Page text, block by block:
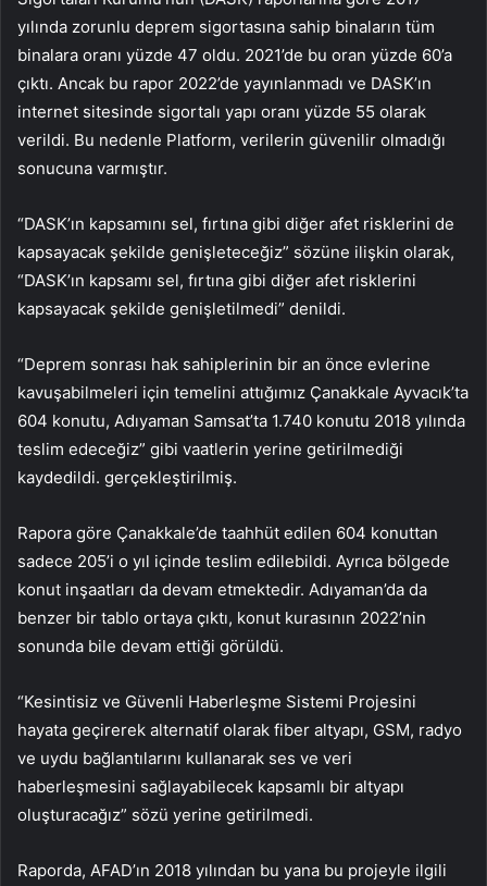
yılında zorunlu deprem sigortasına sahip binaların tüm
binalara oranı yüzde 47 oldu. 2021’de bu oran yüzde 60’a
çıktı. Ancak bu rapor 2022’de yayınlanmadı ve DASK’ın
internet sitesinde sigortalı yapı oranı yüzde 55 olarak
verildi. Bu nedenle Platform, verilerin güvenilir olmadığı
sonucuna varmıştır.
“DASK’ın kapsamını sel, fırtına gibi diğer afet risklerini de
kapsayacak şekilde genişleteceğiz” sözüne ilişkin olarak,
“DASK’ın kapsamı sel, fırtına gibi diğer afet risklerini
kapsayacak şekilde genişletilmedi” denildi.
“Deprem sonrası hak sahiplerinin bir an önce evlerine
kavuşabilmeleri için temelini attığımız Çanakkale Ayvacık’ta
604 konutu, Adıyaman Samsat’ta 1.740 konutu 2018 yılında
teslim edeceğiz” gibi vaatlerin yerine getirilmediği
kaydedildi. gerçekleştirilmiş.
Rapora göre Çanakkale’de taahhüt edilen 604 konuttan
sadece 205’i o yıl içinde teslim edilebildi. Ayrıca bölgede
konut inşaatları da devam etmektedir. Adıyaman’da da
benzer bir tablo ortaya çıktı, konut kurasının 2022’nin
sonunda bile devam ettiği görüldü.
“Kesintisiz ve Güvenli Haberleşme Sistemi Projesini
hayata geçirerek alternatif olarak fiber altyapı, GSM, radyo
ve uydu bağlantılarını kullanarak ses ve veri
haberleşmesini sağlayabilecek kapsamlı bir altyapı
oluşturacağız” sözü yerine getirilmedi.
Raporda, AFAD’ın 2018 yılından bu yana bu projeyle ilgili